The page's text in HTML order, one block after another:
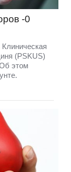
-0
Клиническая
(PSKUS)
этом